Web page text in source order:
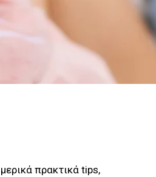
πρακτικά tips,